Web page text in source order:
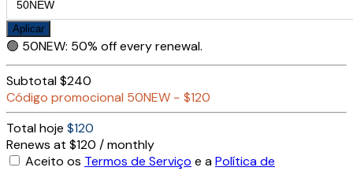
Aplicar
🟢 50NEW: 50% off every renewal.
Subtotal$240
Código promocional 50NEW − $120
Total hoje $120
Renews at $120 / monthly
Aceito os Termos de Serviço e aPolítica de